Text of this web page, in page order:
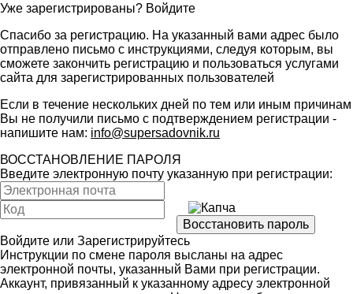
Уже зарегистрированы? Войдите
Спасибо за регистрацию. На указанный вами адрес было
отправлено письмо с инструкциями, следуя которым, вы
сможете закончить регистрацию и пользоваться услугами
сайта для зарегистрированных пользователей
Если в течение нескольких дней по тем или иным причинам
Вы не получили письмо с подтверждением регистрации -
напишите нам: info@supersadovnik.ru
ВОССТАНОВЛЕНИЕ ПАРОЛЯ
Введите электронную почту указанную при регистрации:
Войдите или Зарегистрируйтесь
Инструкции по смене пароля высланы на адрес
электронной почты, указанный Вами при регистрации.
Аккаунт, привязанный к указанному адресу электронной